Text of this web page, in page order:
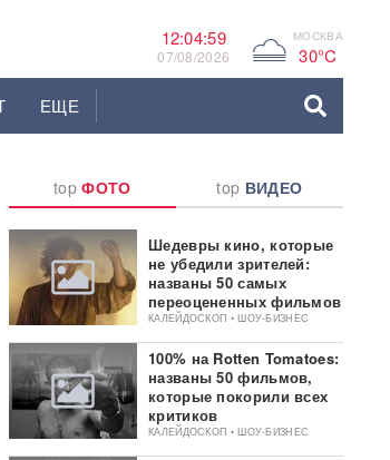
12:05:00
07/08/2026 G МОСКВА
30°C
ЕЩЕ
topФОТО top ВИДЕО
Шедевры кино, которые
не убедили зрителей:
названы 50 самых
переоцененных фильмов
КАЛЕЙДОСКОП • ШОУ-БИЗНЕС
100% на Rotten Tomatoes:
названы 50 фильмов,
которые покорили всех
критиков
КАЛЕЙДОСКОП • ШОУ-БИЗНЕС